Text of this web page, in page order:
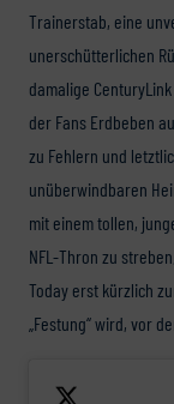
Trainerstab, eine
unerschütterlichen
damalige
der Fans Erdbeben
zu Fehlern und
unüberwindbaren
mit einem tollen,
NFL-Thron zu
Today erst kürzlich
„Festung“ wird, vor